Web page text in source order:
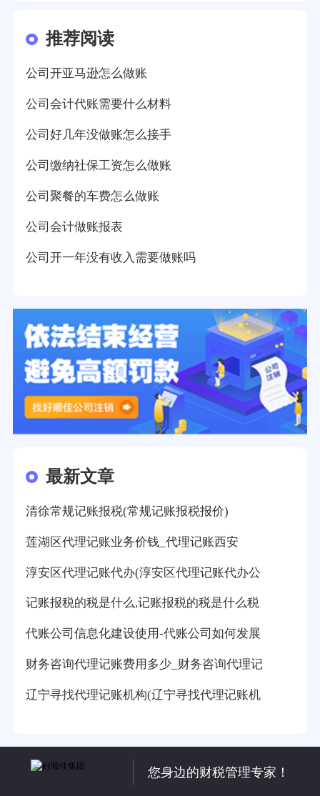
推荐阅读
公司开亚马逊怎么做账
公司会计代账需要什么材料
公司好几年没做账怎么接手
公司缴纳社保工资怎么做账
公司聚餐的车费怎么做账
公司会计做账报表
公司开一年没有收入需要做账吗
最新文章
清徐常规记账报税(常规记账报税报价)
莲湖区代理记账业务价钱_代理记账西安
淳安区代理记账代办(淳安区代理记账代办公
记账报税的税是什么,记账报税的税是什么税
代账公司信息化建设使用-代账公司如何发展
财务咨询代理记账费用多少_财务咨询代理记
辽宁寻找代理记账机构(辽宁寻找代理记账机
您身边的财税管理专家！